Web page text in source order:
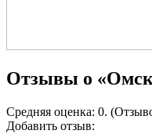
Отзывы о
Средняя оценка: 0.
Добавить отзыв: